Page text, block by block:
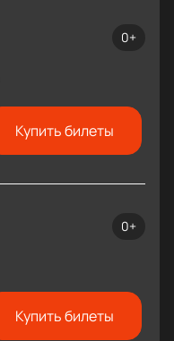
0+
Купить билеты
0+
Купить билеты